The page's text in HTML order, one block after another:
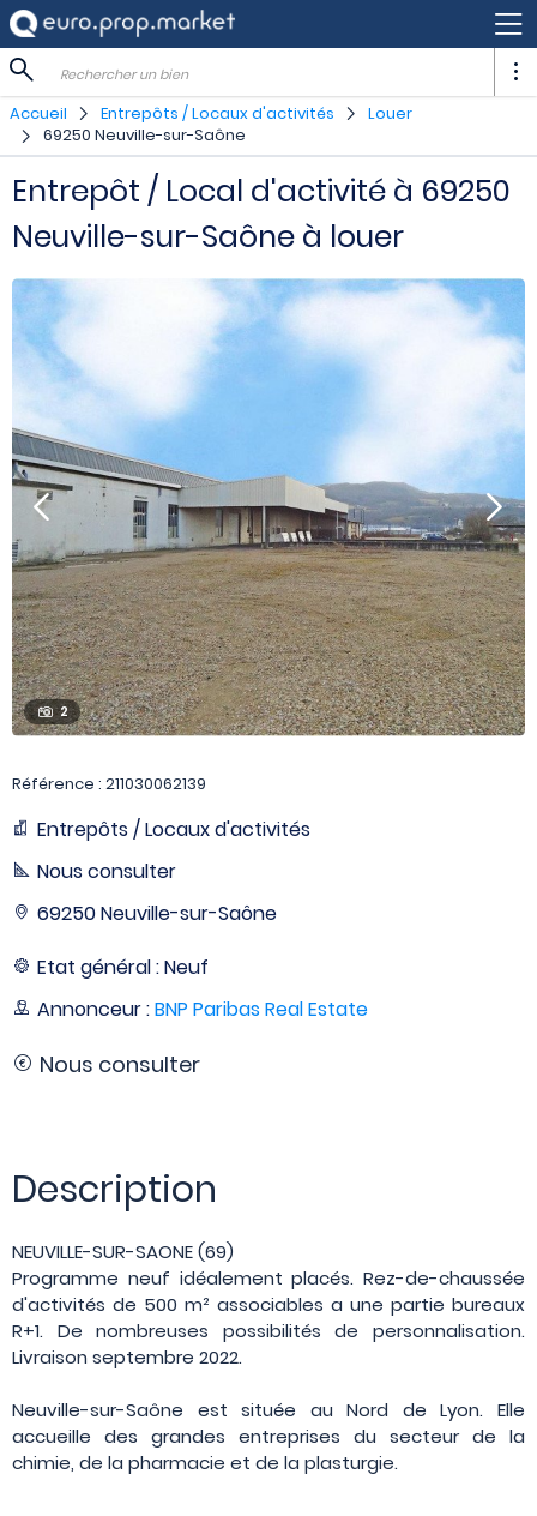
Rechercher un bien
Accueil Entrepôts / Locaux d'activités
Louer
69250 Neuville-sur-Saône
Entrepôt / Local d'activité à 69250
Neuville-sur-Saône à louer
2
Référence : 211030062139
Entrepôts / Locaux d'activités
Nous consulter
69250 Neuville-sur-Saône
Etat général : Neuf
Annonceur :BNP Paribas Real Estate
Nous consulter
Description
NEUVILLE-SUR-SAONE (69)
Programme neuf idéalement placés. Rez-de-chaussée
d'activités de 500 m² associables a une partie bureaux
R+1. De nombreuses possibilités de personnalisation.
Livraison septembre 2022.
Neuville-sur-Saône est située au Nord de Lyon. Elle
accueille des grandes entreprises du secteur de la
chimie, de la pharmacie et de la plasturgie.